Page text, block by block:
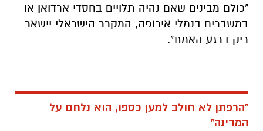
"כולם מבינים שאם נהיה תלויים בחסדי ארדואן או
במשברים בנמלי אירופה, המקרר הישראלי יישאר
ריק ברגע האמת".
"הרפתן לא חולב למען כספו, הוא נלחם על
המדינה"